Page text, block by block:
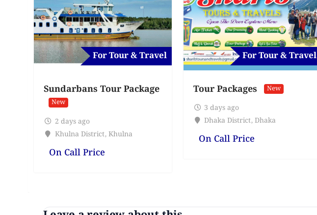
For Tour & Travel
Sundarbans Tour Package
New
2 days ago
Khulna District, Khulna
On Call Price
For Tour & Travel
Tour Packages New
3 days ago
Dhaka District, Dhaka
On Call Price